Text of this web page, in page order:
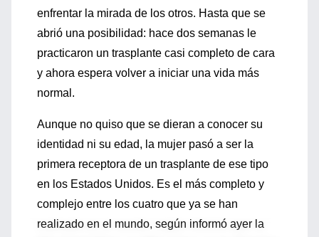
enfrentar la mirada de los otros. Hasta que se
abrió una posibilidad: hace dos semanas le
practicaron un trasplante casi completo de cara
y ahora espera volver a iniciar una vida más
normal.
Aunque no quiso que se dieran a conocer su
identidad ni su edad, la mujer pasó a ser la
primera receptora de un trasplante de ese tipo
en los Estados Unidos. Es el más completo y
complejo entre los cuatro que ya se han
realizado en el mundo, según informó ayer la